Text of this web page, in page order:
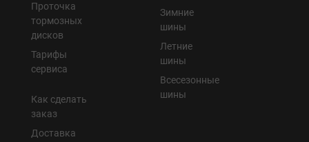
Проточка
тормозных
дисков
Тарифы
сервиса
Как сделать
заказ
Доставка
Зимние
шины
Летние
шины
Всесезонные
шины